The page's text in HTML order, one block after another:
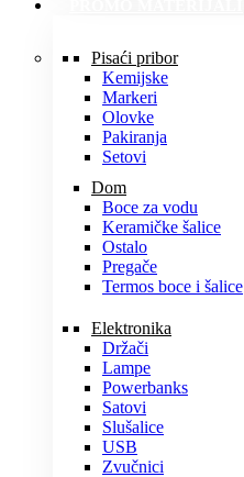
Pisaći pribor
Kemijske
Markeri
Olovke
Pakiranja
Setovi
Dom
Boce za vodu
Keramičke šalice
Ostalo
Pregače
Termos boce i šalice
Elektronika
Držači
Lampe
Powerbanks
Satovi
Slušalice
USB
Zvučnici